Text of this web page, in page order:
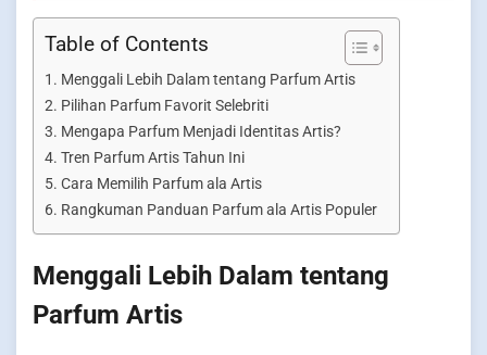
Table of Contents
Menggali Lebih Dalam tentang Parfum Artis
Pilihan Parfum Favorit Selebriti
Mengapa Parfum Menjadi Identitas Artis?
Tren Parfum Artis Tahun Ini
Cara Memilih Parfum ala Artis
Rangkuman Panduan Parfum ala Artis Populer
Menggali Lebih Dalam tentang
Parfum Artis